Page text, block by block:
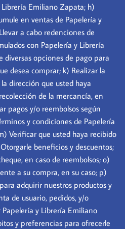
Emiliano Zapata; h)
en ventas de Papelería y
a cabo redenciones de
con Papelería y Librería
opciones de pago para
desea comprar; k) Realizar la
dirección que usted haya
de la mercancía, en
pagos y/o reembolsos según
y condiciones de Papelería
Verificar que usted haya recibido
beneficios y descuentos;
en caso de reembolsos; o)
a su compra, en su caso; p)
adquirir nuestros productos y
de usuario, pedidos, y/o
y Librería Emiliano
y preferencias para ofrecerle